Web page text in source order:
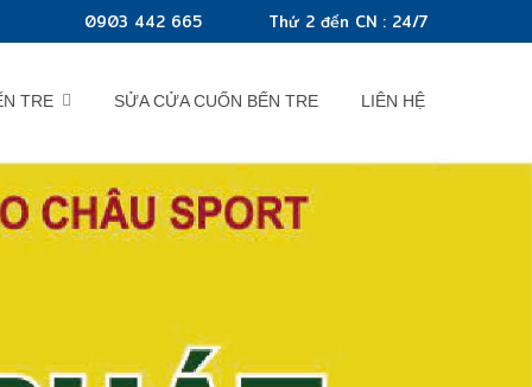
0903 442 665 Thứ 2 đến CN : 24/7
TRE SỬA CỬA CUỐN BẾN TRE LIÊN HỆ